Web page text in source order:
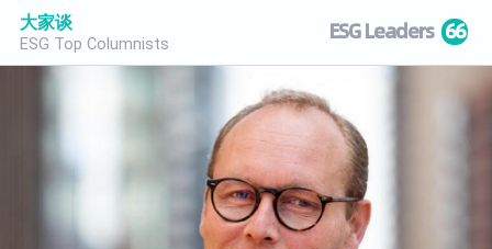
大家谈
ESG Top Columnists ESG Leaders 66